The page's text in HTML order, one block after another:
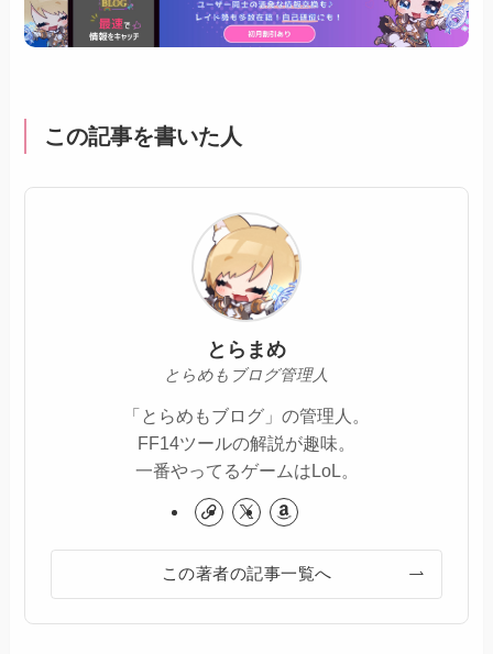
この記事を書いた人
とらまめ
とらめもブログ管理人
「とらめもブログ」の管理人。
FF14ツールの解説が趣味。
一番やってるゲームはLoL。
この著者の記事一覧へ